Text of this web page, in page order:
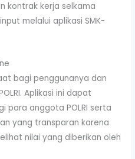
kontrak kerja selkama
melalui aplikasi SMK-
bagi penggunanya dan
Aplikasi ini dapat
para anggota POLRI serta
yang transparan karena
nilai yang diberikan oleh